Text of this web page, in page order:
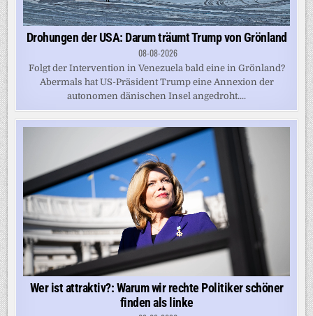
Drohungen der USA: Darum träumt Trump von Grönland
08-08-2026
Folgt der Intervention in Venezuela bald eine in Grönland?
Abermals hat US-Präsident Trump eine Annexion der
autonomen dänischen Insel angedroht....
Wer ist attraktiv?: Warum wir rechte Politiker schöner
finden als linke